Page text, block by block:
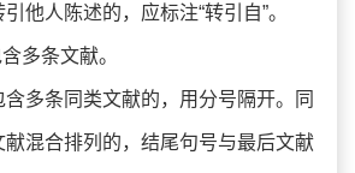
他人陈述的，应标注“转引自”。
多条文献。
含多条同类文献的，用分号隔开。同
混合排列的，结尾句号与最后文献